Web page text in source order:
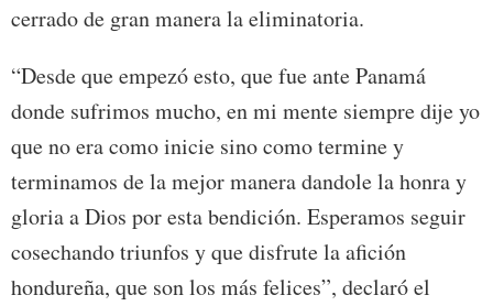
cerrado de gran manera la eliminatoria.
“Desde que empezó esto, que fue ante Panamá
donde sufrimos mucho, en mi mente siempre dije yo
que no era como inicie sino como termine y
terminamos de la mejor manera dandole la honra y
gloria a Dios por esta bendición. Esperamos seguir
cosechando triunfos y que disfrute la afición
hondureña, que son los más felices”, declaró el